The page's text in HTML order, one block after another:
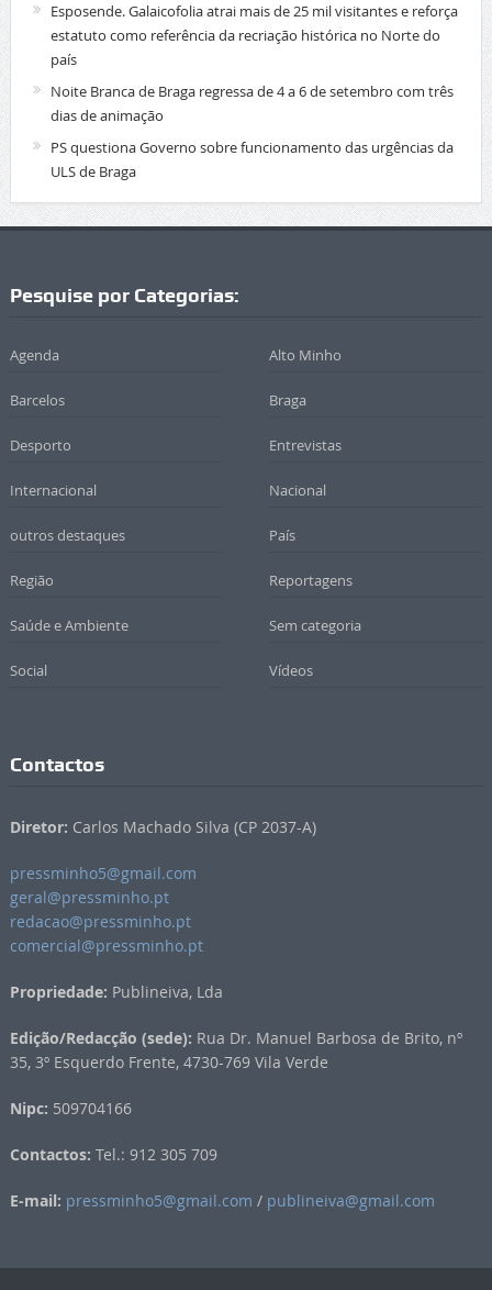
Esposende. Galaicofolia atrai mais de 25 mil visitantes e reforça
estatuto como referência da recriação histórica no Norte do
país
Noite Branca de Braga regressa de 4 a 6 de setembro com três
dias de animação
PS questiona Governo sobre funcionamento das urgências da
ULS de Braga
Pesquise por Categorias:
Agenda Alto Minho
Barcelos Braga
Desporto Entrevistas
Internacional Nacional
outros destaques País
Região Reportagens
Saúde e Ambiente Sem categoria
Social Vídeos
Contactos
Diretor: Carlos Machado Silva (CP 2037-A)
pressminho5@gmail.com
geral@pressminho.pt
redacao@pressminho.pt
comercial@pressminho.pt
Propriedade: Publineiva, Lda
Edição/Redacção (sede): Rua Dr. Manuel Barbosa de Brito, nº
35, 3º Esquerdo Frente, 4730-769 Vila Verde
Nipc: 509704166
Contactos: Tel.: 912 305 709
E-mail: pressminho5@gmail.com / publineiva@gmail.com